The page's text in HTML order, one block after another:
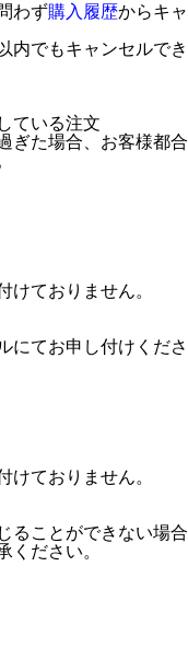
わず購入履歴からキャ
内でもキャンセルでき
ている注文
ぎた場合、お客様都合
けておりません。
にてお申し付けくださ
けておりません。
ることができない場合
ください。